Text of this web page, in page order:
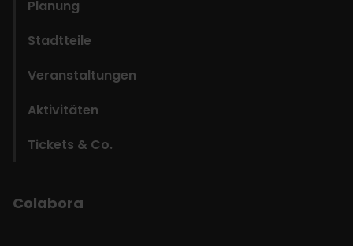
Planung
Stadtteile
Veranstaltungen
Aktivitäten
Tickets & Co.
Colabora